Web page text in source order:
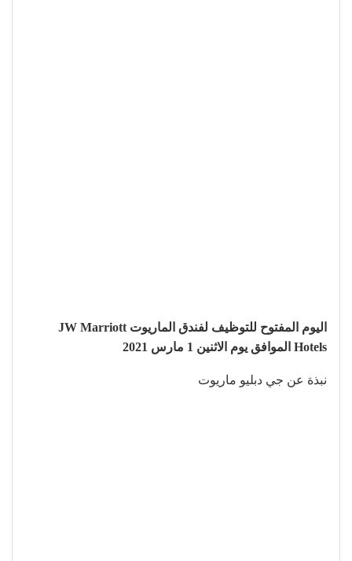
اليوم المفتوح للتوظيف لفندق الماريوت JW Marriott
Hotels الموافق يوم الاثنين 1 مارس 2021
نبذة عن جي دبليو ماريوت